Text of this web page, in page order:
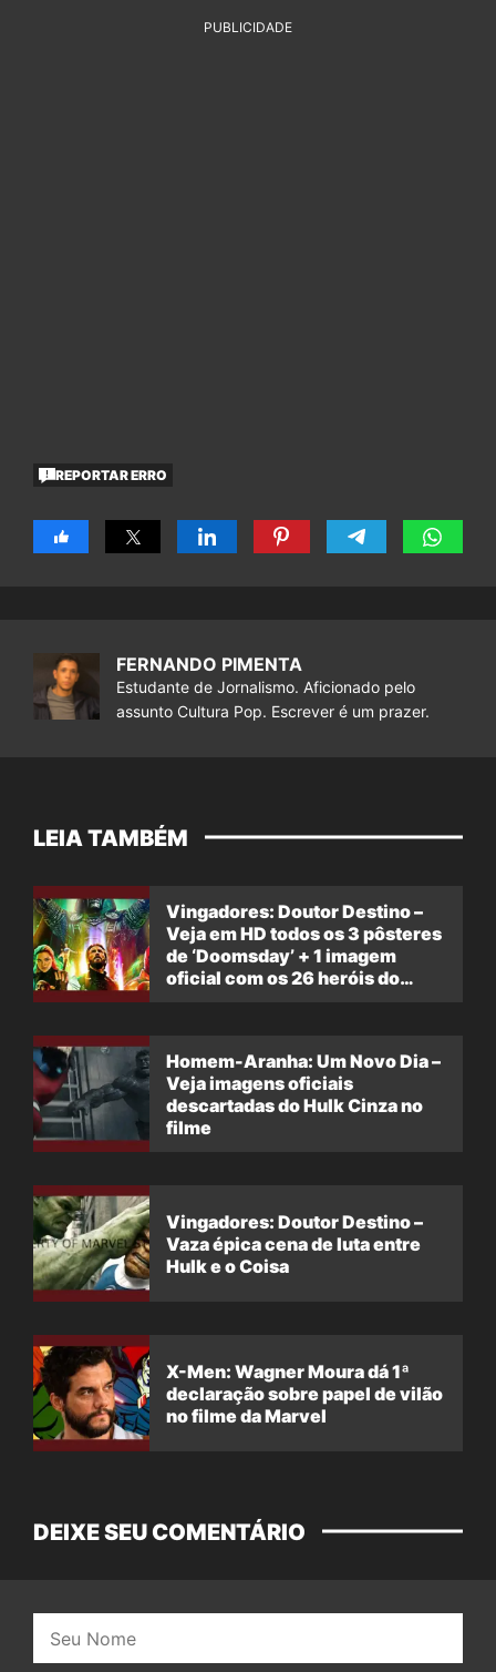
PUBLICIDADE
REPORTAR ERRO
FERNANDO PIMENTA
Estudante de Jornalismo. Aficionado pelo
assunto Cultura Pop. Escrever é um prazer.
LEIA TAMBÉM
Vingadores: Doutor Destino –
Veja em HD todos os 3 pôsteres
de ‘Doomsday’ + 1 imagem
oficial com os 26 heróis do
Homem-Aranha: Um Novo Dia –
Veja imagens oficiais
descartadas do Hulk Cinza no
filme
Vingadores: Doutor Destino –
Vaza épica cena de luta entre
Hulk e o Coisa
X-Men: Wagner Moura dá 1ª
declaração sobre papel de vilão
no filme da Marvel
DEIXE SEU COMENTÁRIO